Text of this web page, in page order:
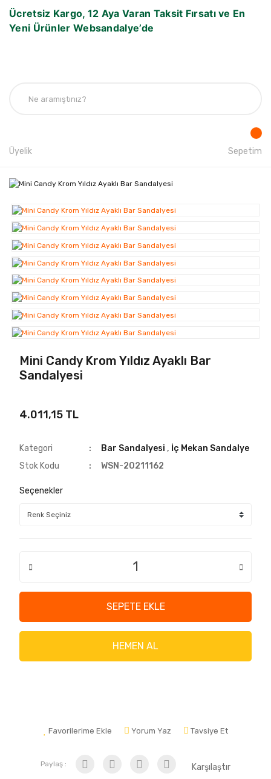
Ücretsiz Kargo, 12 Aya Varan Taksit Fırsatı ve En
Yeni Ürünler Websandalye’de
Üyelik Sepetim
Mini Candy Krom Yıldız Ayaklı Bar
Sandalyesi
4.011,15 TL
Kategori Bar Sandalyesi , İç Mekan Sandalye
Stok Kodu
WSN-20211162
Seçenekler
SEPETE EKLE
HEMEN AL
Favorilerime Ekle Yorum Yaz Tavsiye Et
Paylaş : Karşılaştır